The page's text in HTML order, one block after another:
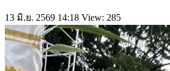
13 มิ.ย. 2569 14:18 View: 285